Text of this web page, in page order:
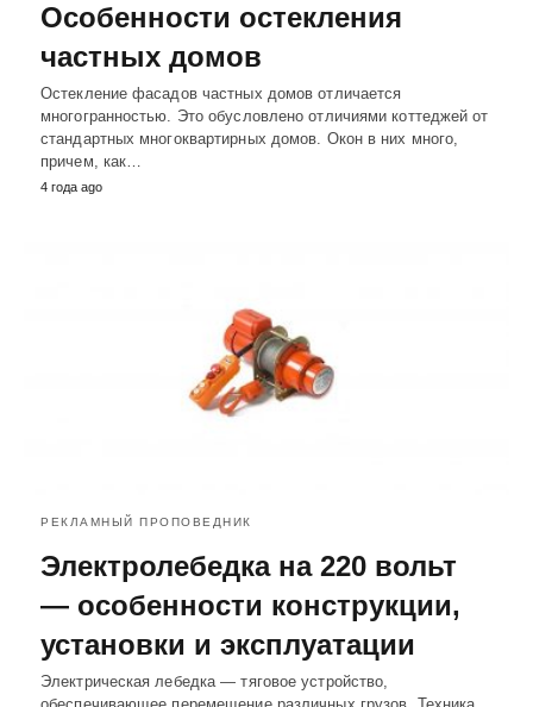
Особенности остекления
частных домов
Остекление фасадов частных домов отличается
многогранностью. Это обусловлено отличиями коттеджей от
стандартных многоквартирных домов. Окон в них много,
причем, как…
4 года ago
РЕКЛАМНЫЙ ПРОПОВЕДНИК
Электролебедка на 220 вольт
— особенности конструкции,
установки и эксплуатации
Электрическая лебедка — тяговое устройство,